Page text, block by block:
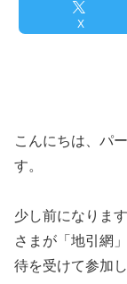
X
こんにちは、パ
す。
少し前になりま
さまが「地引網
待を受けて参加